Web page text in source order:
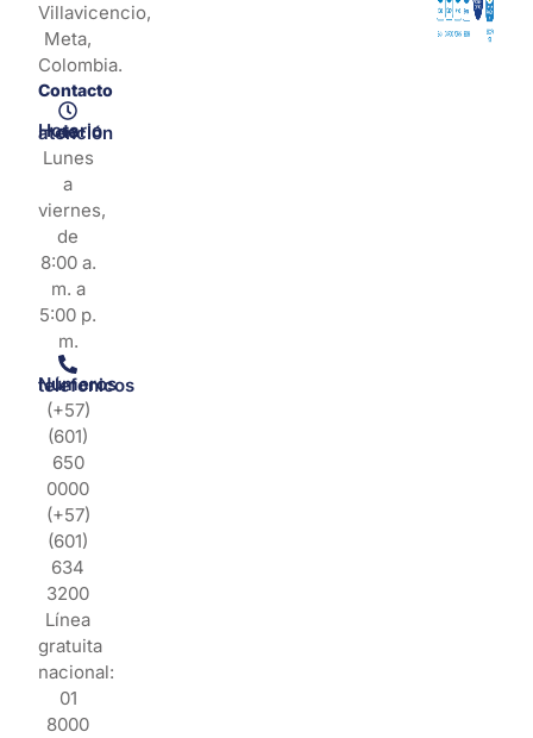
Villavicencio,
Meta,
Colombia.
Contacto
Horario de atención
Lunes
a
viernes,
de
8:00 a.
m. a
5:00 p.
m.
Números telefonicos
(+57)
(601)
650
0000
(+57)
(601)
634
3200
Línea
gratuita
nacional:
01
8000